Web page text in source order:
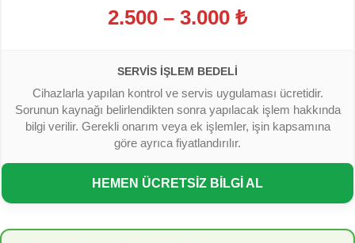
2.500 – 3.000 ₺
SERVIS İŞLEM BEDELI
Cihazlarla yapılan kontrol ve servis uygulaması ücretidir.
Sorunun kaynağı belirlendikten sonra yapılacak işlem hakkında
bilgi verilir. Gerekli onarım veya ek işlemler, işin kapsamına
göre ayrıca fiyatlandırılır.
HEMEN ÜCRETSİZ BİLGİ AL